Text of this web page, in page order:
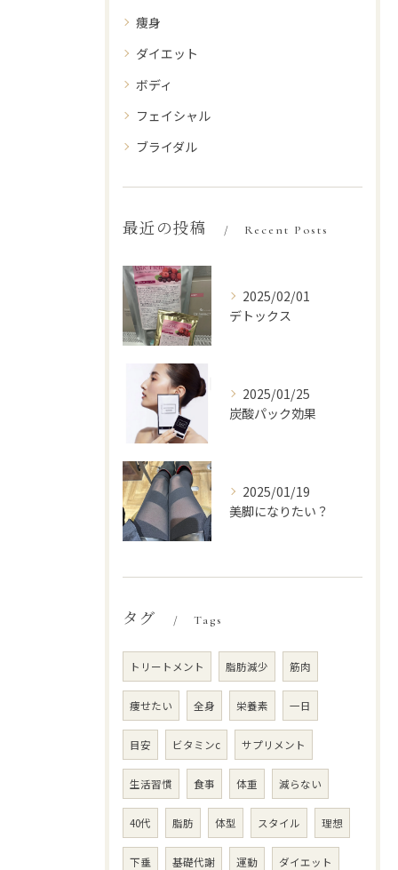
痩身
ダイエット
ボディ
フェイシャル
ブライダル
最近の投稿 Recent Posts
2025/02/01
デトックス
2025/01/25
炭酸パック効果
2025/01/19
美脚になりたい？
タグ Tags
トリートメント 脂肪減少 筋肉
痩せたい 全身 栄養素 一日
目安 ビタミンc サプリメント
生活習慣 食事 体重 減らない
40代 脂肪 体型 スタイル 理想
下垂 基礎代謝 運動 ダイエット